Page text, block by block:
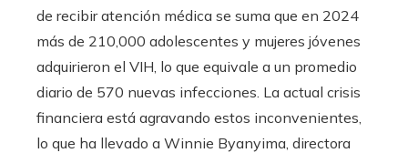
de recibir atención médica se suma que en 2024
más de 210,000 adolescentes y mujeres jóvenes
adquirieron el VIH, lo que equivale a un promedio
diario de 570 nuevas infecciones. La actual crisis
financiera está agravando estos inconvenientes,
lo que ha llevado a Winnie Byanyima, directora